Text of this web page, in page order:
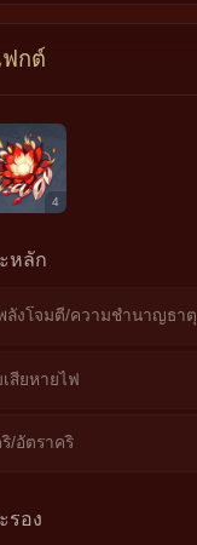
กต์
4
หลัก
ลังโจมตี/ความชำนาญธาตุ
สียหายไฟ
/อัตราคริ
รอง